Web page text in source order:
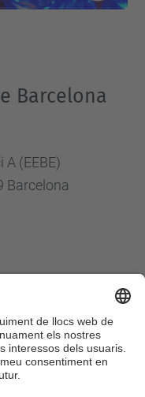
Barcelona
(EEBE)
Barcelona